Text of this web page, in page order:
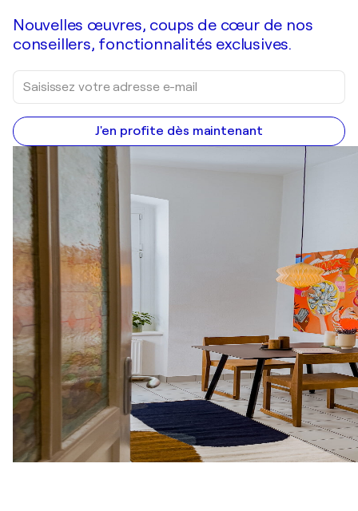
Nouvelles œuvres, coups de cœur de nos
conseillers, fonctionnalités exclusives.
J'en profite dès maintenant